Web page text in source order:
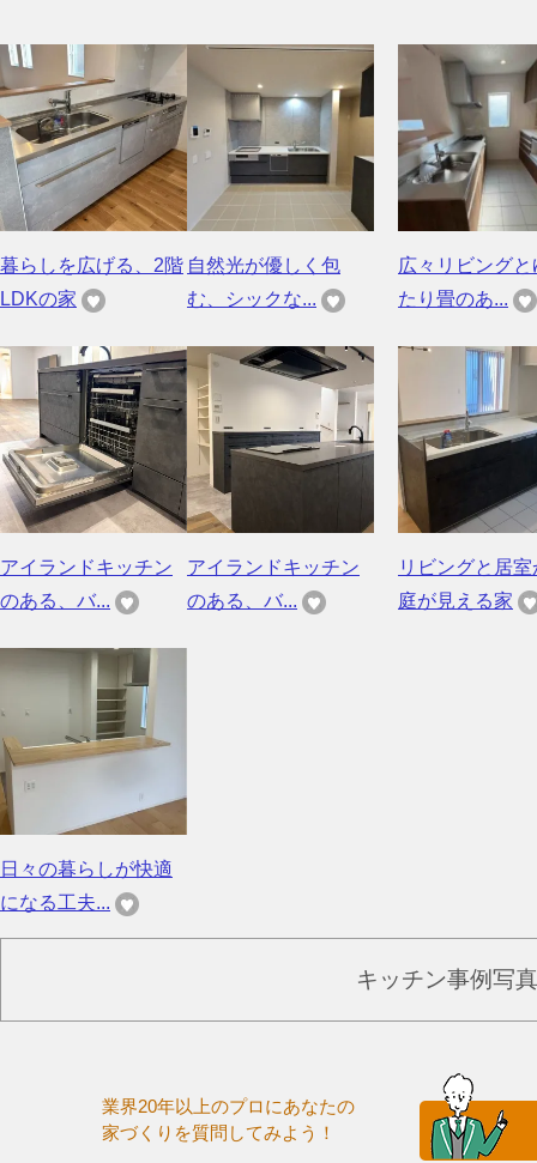
暮らしを広げる、2階
LDKの家
自然光が優しく包
む、シックな...
広々リビングと
たり畳のあ...
アイランドキッチン
のある、バ...
アイランドキッチン
のある、バ...
リビングと居室
庭が見える家
日々の暮らしが快適
になる工夫...
キッチン事例写
業界20年以上のプロにあなたの
家づくりを質問してみよう！